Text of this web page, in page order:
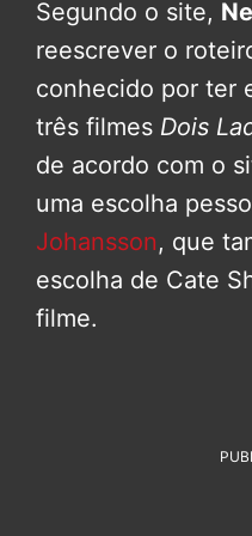
Segundo o site,
reescrever o
conhecido por ter
três filmes Dois
de acordo com o
uma escolha
Johansson, que
escolha de Cate
filme.